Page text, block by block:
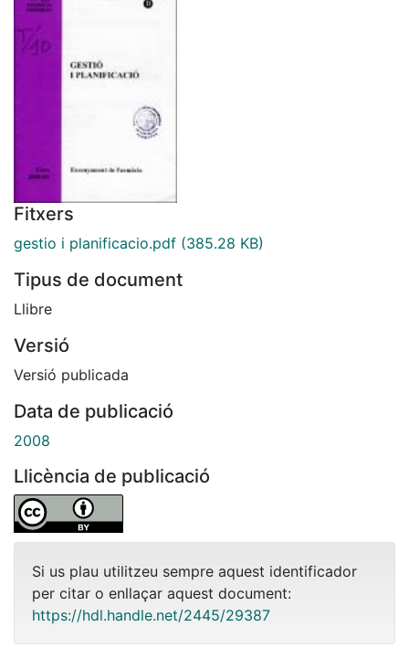
Fitxers
gestio i planificacio.pdf (385.28 KB)
Tipus de document
Llibre
Versió
Versió publicada
Data de publicació
2008
Llicència de publicació
Si us plau utilitzeu sempre aquest identificador
per citar o enllaçar aquest document:
https://hdl.handle.net/2445/29387